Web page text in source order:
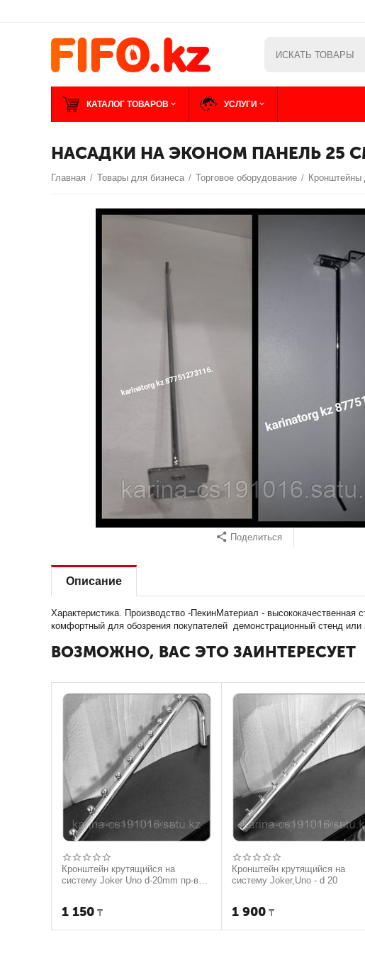
КАТАЛОГ ТОВАРОВ УСЛУГИ
НАСАДКИ НА ЭКОНОМ ПАНЕЛЬ 25
Главная / Товары для бизнеса / Торговое оборудование /
Поделиться
Описание
Характеристика. Производство -ПекинМатериал -
комфортный для обозрения покупателей демонстрационный стенд
ВОЗМОЖНО, ВАС ЭТО ЗАИНТЕРЕСУЕТ
Кронштейн крутящийся на
систему Joker Unо d-20mm пр-во
1 150 ₸
Кронштейн крутящийся на
систему Joker,Uno - d 20
1 900 ₸